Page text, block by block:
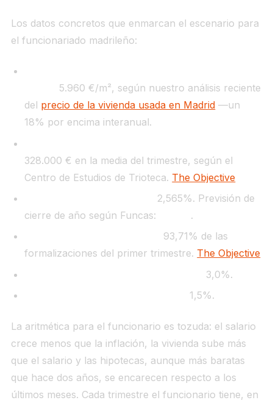
Los datos concretos que enmarcan el escenario para
el funcionariado madrileño:
5.960 €/m², según nuestro análisis reciente
del precio de la vivienda usada en Madrid —un
18% por encima interanual.
328.000 € en la media del trimestre, según el
Centro de Estudios de Trioteca. The Objective
2,565%. Previsión de
cierre de año según Funcas:
.
93,71% de las
formalizaciones del primer trimestre. The Objective
3,0%.
1,5%.
La aritmética para el funcionario es tozuda: el salario
crece menos que la inflación, la vivienda sube más
que el salario y las hipotecas, aunque más baratas
que hace dos años, se encarecen respecto a los
últimos meses. Cada trimestre el funcionario tiene, en